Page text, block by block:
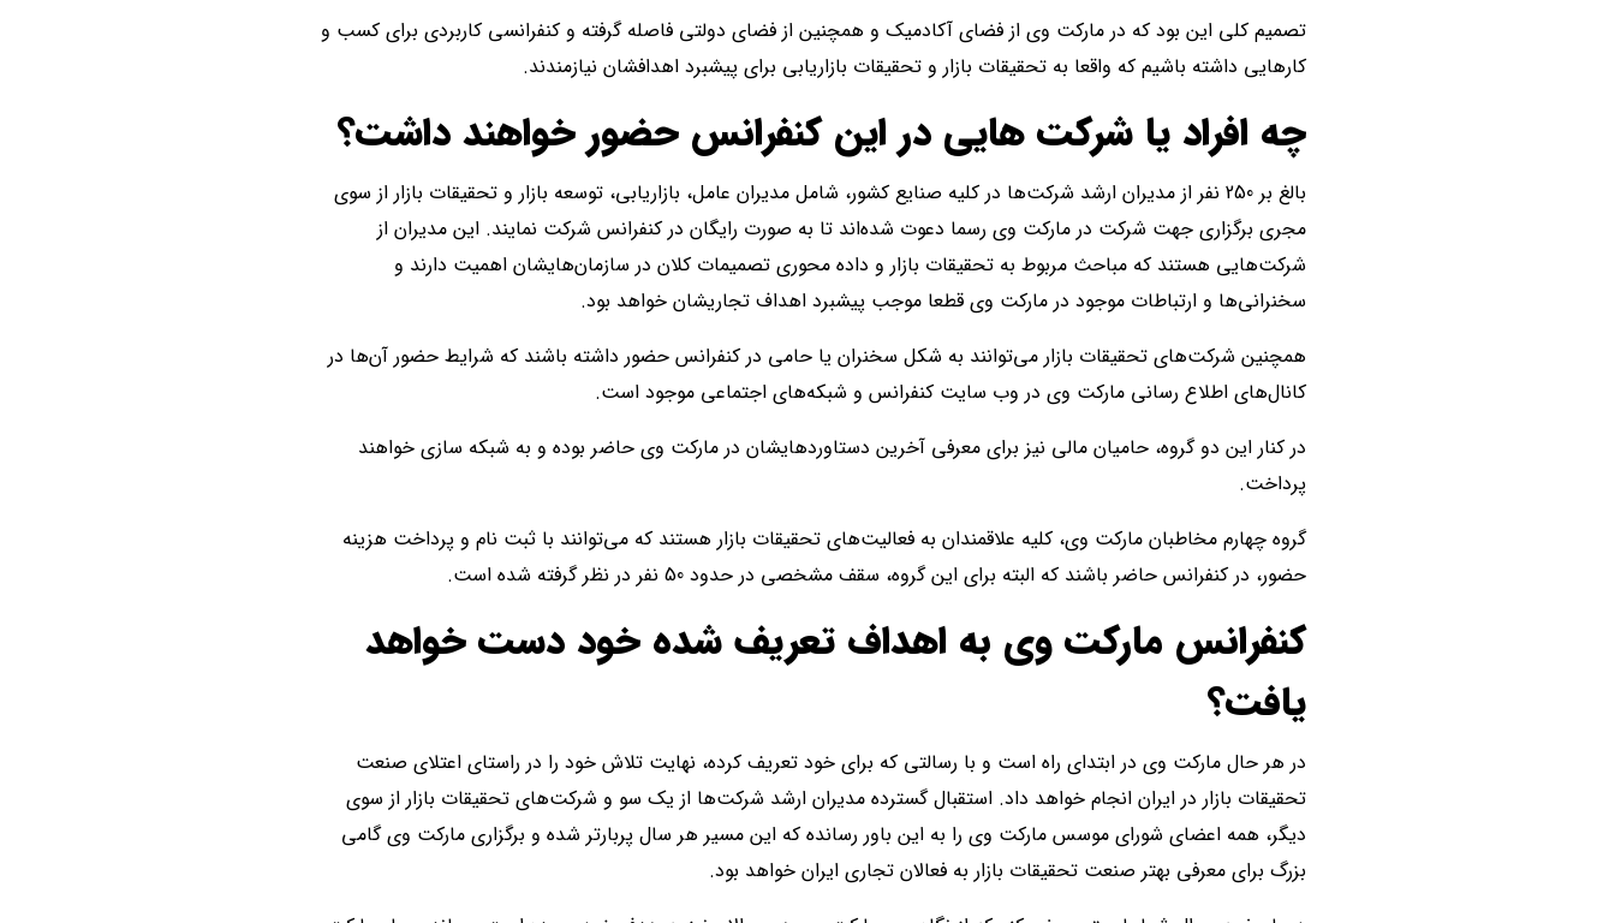
تصمیم کلی این بود که در مارکت وی از فضای آکادمیک و همچنین از فضای دولتی فاصله گرفته و کنفرانسی کاربردی برای کسب و
کارهایی داشته باشیم که واقعا به تحقیقات بازار و تحقیقات بازاریابی برای پیشبرد اهدافشان نیازمندند.
چه افراد یا شرکت هایی در این کنفرانس حضور خواهند داشت؟
بالغ بر 250 نفر از مدیران ارشد شرکت‌ها در کلیه صنایع کشور، شامل مدیران عامل، بازاریابی، توسعه بازار و تحقیقات بازار از سوی
مجری برگزاری جهت شرکت در مارکت وی رسما دعوت شده‌اند تا به صورت رایگان در کنفرانس شرکت نمایند. این مدیران از
شرکت‌هایی هستند که مباحث مربوط به تحقیقات بازار و داده محوری تصمیمات کلان در سازمان‌هایشان اهمیت دارند و
سخنرانی‌ها و ارتباطات موجود در مارکت وی قطعا موجب پیشبرد اهداف تجاریشان خواهد بود.
همچنین شرکت‌های تحقیقات بازار می‌توانند به شکل سخنران یا حامی در کنفرانس حضور داشته باشند که شرایط حضور آن‌ها در
کانال‌های اطلاع رسانی مارکت وی در وب سایت کنفرانس و شبکه‌های اجتماعی موجود است.
در کنار این دو گروه، حامیان مالی نیز برای معرفی آخرین دستاوردهایشان در مارکت وی حاضر بوده و به شبکه سازی خواهند
پرداخت.
گروه چهارم مخاطبان مارکت وی، کلیه علاقمندان به فعالیت‌های تحقیقات بازار هستند که می‌توانند با ثبت نام و پرداخت هزینه
حضور، در کنفرانس حاضر باشند که البته برای این گروه، سقف مشخصی در حدود 50 نفر در نظر گرفته شده است.
کنفرانس مارکت وی به اهداف تعریف شده خود دست خواهد
یافت؟
در هر حال مارکت وی در ابتدای راه است و با رسالتی که برای خود تعریف کرده، نهایت تلاش خود را در راستای اعتلای صنعت
تحقیقات بازار در ایران انجام خواهد داد. استقبال گسترده مدیران ارشد شرکت‌ها از یک سو و شرکت‌های تحقیقات بازار از سوی
دیگر، همه اعضای شورای موسس مارکت وی را به این باور رسانده که این مسیر هر سال پربارتر شده و برگزاری مارکت وی گامی
بزرگ برای معرفی بهتر صنعت تحقیقات بازار به فعالان تجاری ایران خواهد بود.